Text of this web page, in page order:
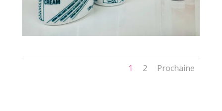
1 2 Prochaine